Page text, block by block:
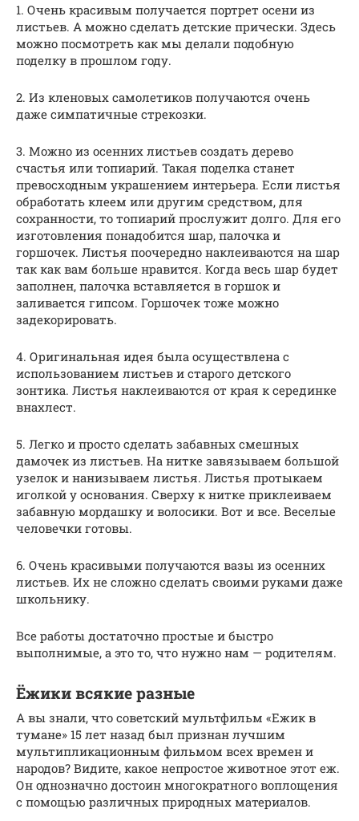
1. Очень красивым получается портрет осени из
листьев. А можно сделать детские прически. Здесь
можно посмотреть как мы делали подобную
поделку в прошлом году.
2. Из кленовых самолетиков получаются очень
даже симпатичные стрекозки.
3. Можно из осенних листьев создать дерево
счастья или топиарий. Такая поделка станет
превосходным украшением интерьера. Если листья
обработать клеем или другим средством, для
сохранности, то топиарий прослужит долго. Для его
изготовления понадобится шар, палочка и
горшочек. Листья поочередно наклеиваются на шар
так как вам больше нравится. Когда весь шар будет
заполнен, палочка вставляется в горшок и
заливается гипсом. Горшочек тоже можно
задекорировать.
4. Оригинальная идея была осуществлена с
использованием листьев и старого детского
зонтика. Листья наклеиваются от края к серединке
внахлест.
5. Легко и просто сделать забавных смешных
дамочек из листьев. На нитке завязываем большой
узелок и нанизываем листья. Листья протыкаем
иголкой у основания. Сверху к нитке приклеиваем
забавную мордашку и волосики. Вот и все. Веселые
человечки готовы.
6. Очень красивыми получаются вазы из осенних
листьев. Их не сложно сделать своими руками даже
школьнику.
Все работы достаточно простые и быстро
выполнимые, а это то, что нужно нам — родителям.
Ёжики всякие разные
А вы знали, что советский мультфильм «Ежик в
тумане» 15 лет назад был признан лучшим
мультипликационным фильмом всех времен и
народов? Видите, какое непростое животное этот еж.
Он однозначно достоин многократного воплощения
с помощью различных природных материалов.